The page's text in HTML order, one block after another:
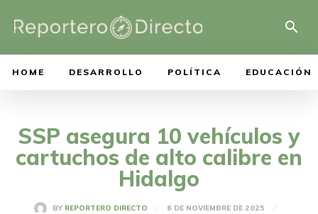
HOME DESARROLLO POLÍTICA EDUCACIÓN
SSP asegura 10 vehículos y
cartuchos de alto calibre en
Hidalgo
BY REPORTERO DIRECTO
6 DE NOVIEMBRE DE 2025